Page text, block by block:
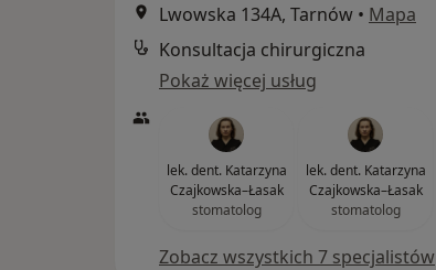
Lwowska 134A, Tarnów • Mapa
Konsultacja chirurgiczna
Pokaż więcej usług
lek. dent. Katarzyna
Czajkowska–Łasak
stomatolog
lek. dent. Katarzyna
Czajkowska–Łasak
stomatolog
Zobacz wszystkich 7 specjalistów